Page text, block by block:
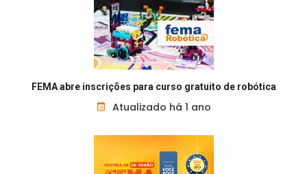
FEMA abre inscrições para curso gratuito de robótica
Atualizado há 1 ano